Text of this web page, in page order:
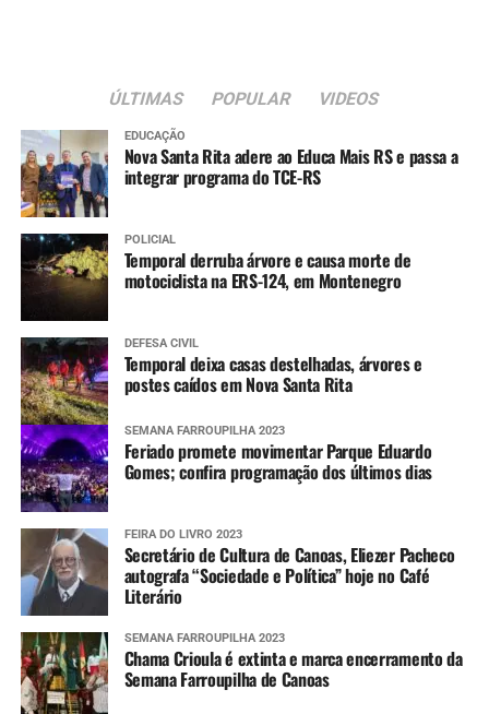
ÚLTIMAS POPULAR VIDEOS
EDUCAÇÃO
Nova Santa Rita adere ao Educa Mais RS e passa a
integrar programa do TCE-RS
POLICIAL
Temporal derruba árvore e causa morte de
motociclista na ERS-124, em Montenegro
DEFESA CIVIL
Temporal deixa casas destelhadas, árvores e
postes caídos em Nova Santa Rita
SEMANA FARROUPILHA 2023
Feriado promete movimentar Parque Eduardo
Gomes; confira programação dos últimos dias
FEIRA DO LIVRO 2023
Secretário de Cultura de Canoas, Eliezer Pacheco
autografa “Sociedade e Política” hoje no Café
Literário
SEMANA FARROUPILHA 2023
Chama Crioula é extinta e marca encerramento da
Semana Farroupilha de Canoas